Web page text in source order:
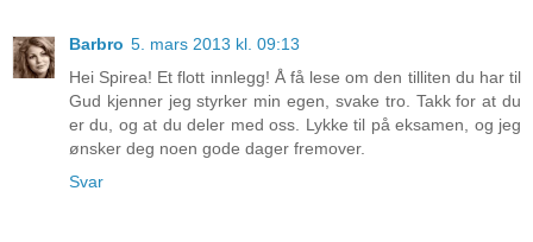
Barbro 5. mars 2013 kl. 09:13
Hei Spirea! Et flott innlegg! Å få lese om den tilliten du har til
Gud kjenner jeg styrker min egen, svake tro. Takk for at du
er du, og at du deler med oss. Lykke til på eksamen, og jeg
ønsker deg noen gode dager fremover.
Svar